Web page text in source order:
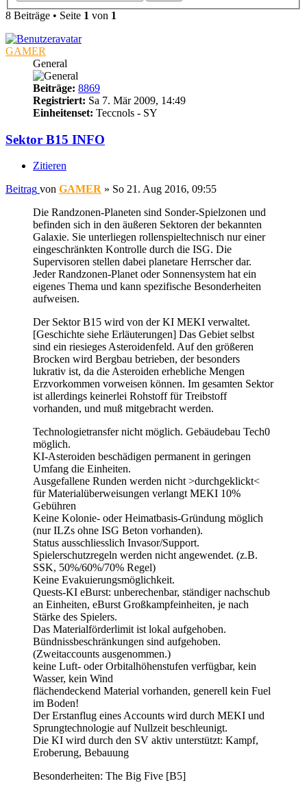
8 Beiträge • Seite 1 von 1
GAMER
General
Beiträge: 8869
Registriert: Sa 7. Mär 2009, 14:49
Einheitenset: Teccnols - SY
Sektor B15 INFO
Zitieren
Beitrag von GAMER » So 21. Aug 2016, 09:55
Die Randzonen-Planeten sind Sonder-Spielzonen und
befinden sich in den äußeren Sektoren der bekannten
Galaxie. Sie unterliegen rollenspieltechnisch nur einer
eingeschränkten Kontrolle durch die ISG. Die
Supervisoren stellen dabei planetare Herrscher dar.
Jeder Randzonen-Planet oder Sonnensystem hat ein
eigenes Thema und kann spezifische Besonderheiten
aufweisen.
Der Sektor B15 wird von der KI MEKI verwaltet.
[Geschichte siehe Erläuterungen] Das Gebiet selbst
sind ein riesieges Asteroidenfeld. Auf den größeren
Brocken wird Bergbau betrieben, der besonders
lukrativ ist, da die Asteroiden erhebliche Mengen
Erzvorkommen vorweisen können. Im gesamten Sektor
ist allerdings keinerlei Rohstoff für Treibstoff
vorhanden, und muß mitgebracht werden.
Technologietransfer nicht möglich. Gebäudebau Tech0
möglich.
KI-Asteroiden beschädigen permanent in geringen
Umfang die Einheiten.
Ausgefallene Runden werden nicht >durchgeklickt<
für Materialüberweisungen verlangt MEKI 10%
Gebühren
Keine Kolonie- oder Heimatbasis-Gründung möglich
(nur ILZs ohne ISG Beton vorhanden).
Status ausschliesslich Invasor/Support.
Spielerschutzregeln werden nicht angewendet. (z.B.
SSK, 50%/60%/70% Regel)
Keine Evakuierungsmöglichkeit.
Quests-KI eBurst: unberechenbar, ständiger nachschub
an Einheiten, eBurst Großkampfeinheiten, je nach
Stärke des Spielers.
Das Materialförderlimit ist lokal aufgehoben.
Bündnissbeschränkungen sind aufgehoben.
(Zweitaccounts ausgenommen.)
keine Luft- oder Orbitalhöhenstufen verfügbar, kein
Wasser, kein Wind
flächendeckend Material vorhanden, generell kein Fuel
im Boden!
Der Erstanflug eines Accounts wird durch MEKI und
Sprungtechnologie auf Nullzeit beschleunigt.
Die KI wird durch den SV aktiv unterstützt: Kampf,
Eroberung, Bebauung
Besonderheiten: The Big Five [B5]